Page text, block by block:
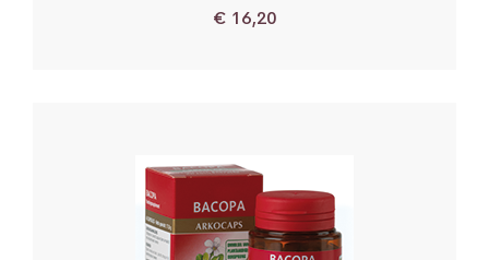
€ 16,20